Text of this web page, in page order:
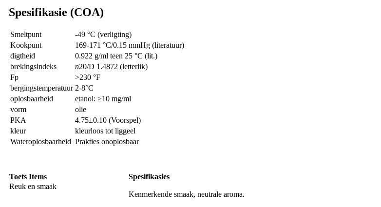
Spesifikasie (COA)
Smeltpunt
-49 °C (verligting)
Kookpunt
169-171 °C/0.15 mmHg (literatuur)
digtheid
0.922 g/ml teen 25 °C (lit.)
brekingsindeks
n20/D 1.4872 (letterlik)
Fp
>230 °F
bergingstemperatuur 2-8°C
oplosbaarheid
etanol: ≥10 mg/ml
vorm
olie
PKA
4.75±0.10 (Voorspel)
kleur
kleurloos tot liggeel
Wateroplosbaarheid Prakties onoplosbaar
Toets Items
Spesifikasies
Reuk en smaak
Kenmerkende smaak, neutrale aroma.